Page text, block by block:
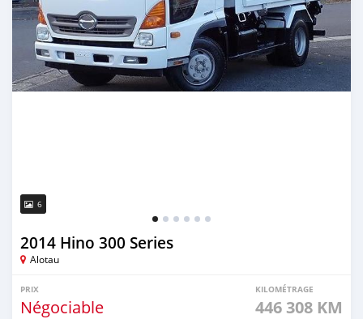
6
2014 Hino 300 Series
Alotau
PRIX
Négociable
KILOMÉTRAGE
446 308 KM